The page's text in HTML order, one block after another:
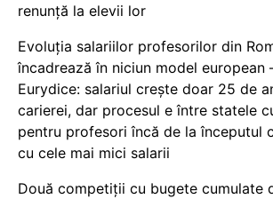
renunță la elevii lor
Evoluția salariilor profesorilor din
încadrează în niciun model european
Eurydice: salariul crește doar 25 de
carierei, dar procesul e între statele
pentru profesori încă de la începutul
cu cele mai mici salarii
Două competiții cu bugete cumulate